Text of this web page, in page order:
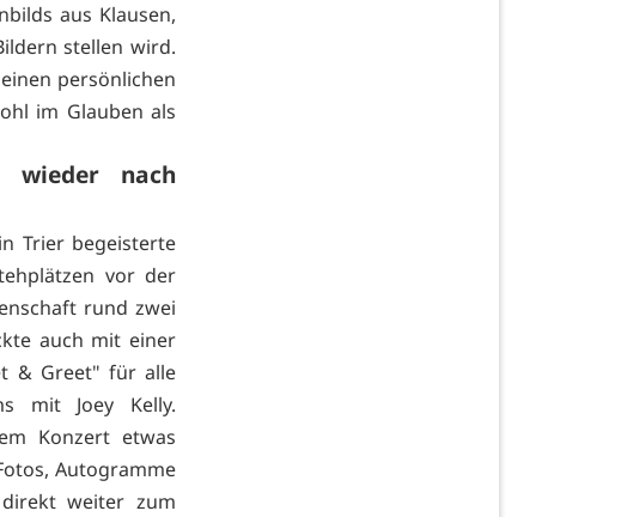
aus Klausen,
stellen wird.
persönlichen
im Glauben als
wieder nach
Trier begeisterte
vor der
rund zwei
auch mit einer
& Greet" für alle
mit Joey Kelly.
Konzert etwas
Autogramme
weiter zum